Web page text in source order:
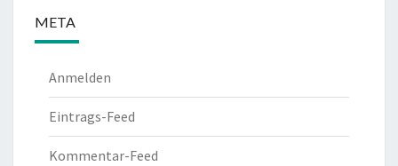
META
Anmelden
Eintrags-Feed
Kommentar-Feed